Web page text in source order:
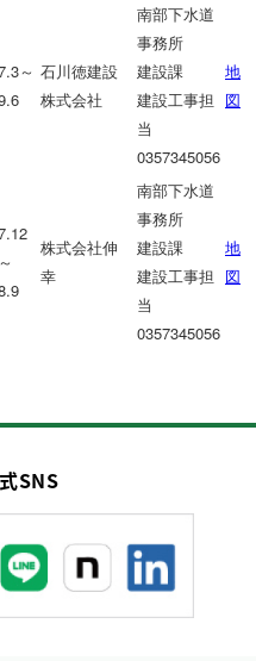
～ 石川徳建設
株式会社
南部下水道
事務所
建設課
建設工事担
当
0357345056
地
図
～
株式会社伸
幸
南部下水道
事務所
建設課
建設工事担
当
0357345056
地
図
SNS